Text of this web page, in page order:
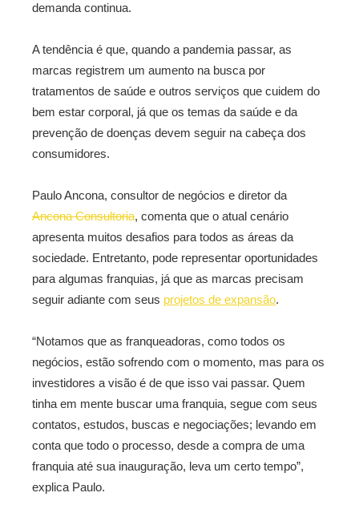
demanda continua.
A tendência é que, quando a pandemia passar, as
marcas registrem um aumento na busca por
tratamentos de saúde e outros serviços que cuidem do
bem estar corporal, já que os temas da saúde e da
prevenção de doenças devem seguir na cabeça dos
consumidores.
Paulo Ancona, consultor de negócios e diretor da
Ancona Consultoria, comenta que o atual cenário
apresenta muitos desafios para todos as áreas da
sociedade. Entretanto, pode representar oportunidades
para algumas franquias, já que as marcas precisam
seguir adiante com seus projetos de expansão.
“Notamos que as franqueadoras, como todos os
negócios, estão sofrendo com o momento, mas para os
investidores a visão é de que isso vai passar. Quem
tinha em mente buscar uma franquia, segue com seus
contatos, estudos, buscas e negociações; levando em
conta que todo o processo, desde a compra de uma
franquia até sua inauguração, leva um certo tempo”,
explica Paulo.